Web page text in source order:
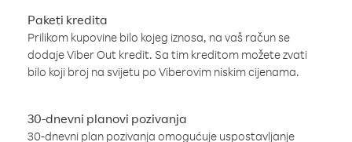
Paketi kredita
Prilikom kupovine bilo kojeg iznosa, na vaš račun se
dodaje Viber Out kredit. Sa tim kreditom možete zvati
bilo koji broj na svijetu po Viberovim niskim cijenama.
30-dnevni planovi pozivanja
30-dnevni plan pozivanja omogućuje uspostavljanje